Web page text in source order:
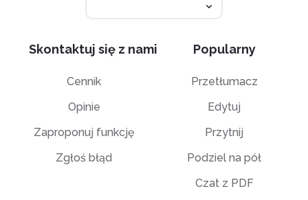
Skontaktuj się z nami
Cennik
Opinie
Zaproponuj funkcję
Zgłoś błąd
Popularny
Przetłumacz
Edytuj
Przytnij
Podziel na pół
Czat z PDF